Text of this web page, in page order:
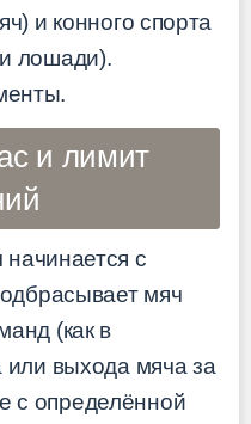
и конного спорта
лошади).
и лимит
начинается с
мяч
(как в
или выхода мяча за
с определённой